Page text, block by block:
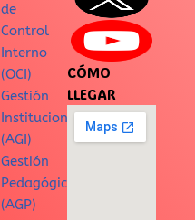
de
Control
Interno
(OCI)
Gestión
Institucional
(AGI)
Gestión
Pedagógica
(AGP)
CÓMO
LLEGAR